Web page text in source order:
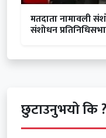
मतदाता नामावली
संशोधन
छुटाउनुभयो कि ?